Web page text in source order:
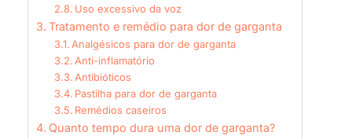
Uso excessivo da voz
Tratamento e remédio para dor de garganta
Analgésicos para dor de garganta
Anti-inflamatório
Antibióticos
Pastilha para dor de garganta
Remédios caseiros
Quanto tempo dura uma dor de garganta?